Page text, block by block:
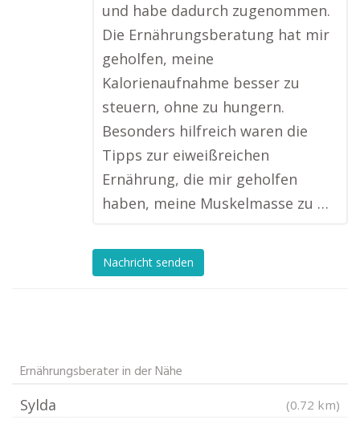
und habe dadurch zugenommen.
Die Ernährungsberatung hat mir
geholfen, meine
Kalorienaufnahme besser zu
steuern, ohne zu hungern.
Besonders hilfreich waren die
Tipps zur eiweißreichen
Ernährung, die mir geholfen
haben, meine Muskelmasse zu …
Nachricht senden
Ernährungsberater in der Nähe
Sylda (0.72 km)